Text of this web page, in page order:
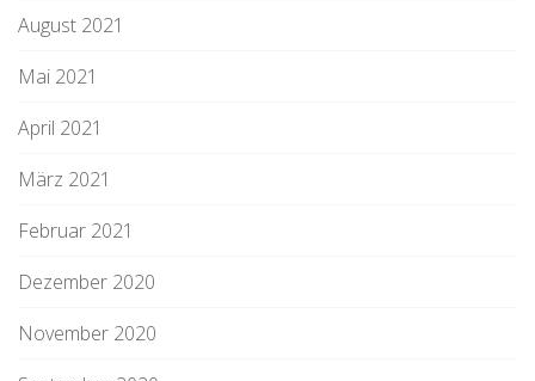
August 2021
Mai 2021
April 2021
März 2021
Februar 2021
Dezember 2020
November 2020